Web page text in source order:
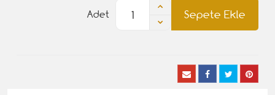
Sepete Ekle
Adet